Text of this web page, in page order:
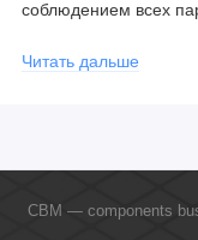
соблюдением всех
обучение
Читать дальше
CBM — components